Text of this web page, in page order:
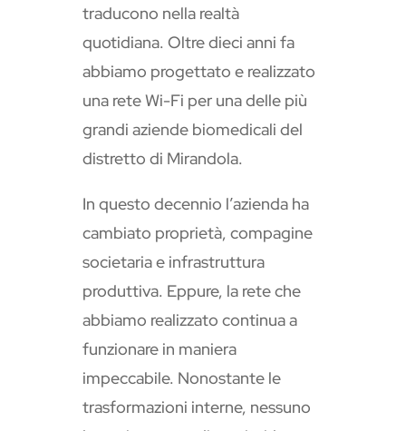
traducono nella realtà
quotidiana. Oltre dieci anni fa
abbiamo progettato e realizzato
una rete Wi-Fi per una delle più
grandi aziende biomedicali del
distretto di Mirandola.
In questo decennio l’azienda ha
cambiato proprietà, compagine
societaria e infrastruttura
produttiva. Eppure, la rete che
abbiamo realizzato continua a
funzionare in maniera
impeccabile. Nonostante le
trasformazioni interne, nessuno